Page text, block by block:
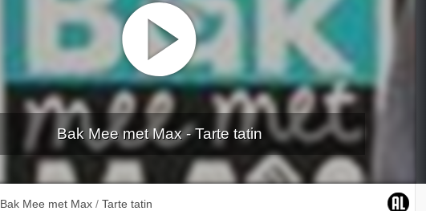
Bak Mee met Max - Tarte tatin
Bak Mee met Max / Tarte tatin
Kniepertjes Frambozentaartje